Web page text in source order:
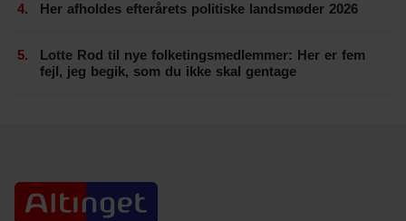
Her afholdes efterårets politiske landsmøder 2026
Lotte Rod til nye folketingsmedlemmer: Her er fem
fejl, jeg begik, som du ikke skal gentage